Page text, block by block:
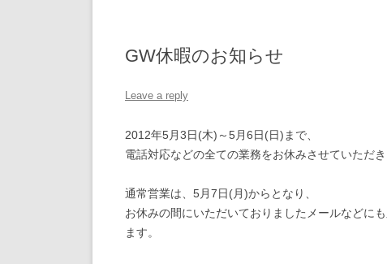
GW休暇のお知らせ
Leave a reply
2012年5月3日(木)～5月6日(日)まで、
電話対応などの全ての業務をお休みさせていただき
通常営業は、5月7日(月)からとなり、
お休みの間にいただいておりましたメールなどに
ます。